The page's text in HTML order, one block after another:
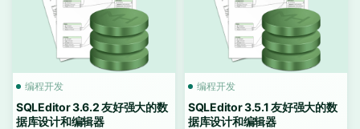
编程开发
SQLEditor 3.6.2 友好强大的数
据库设计和编辑器
编程开发
SQLEditor 3.5.1 友好强大的数
据库设计和编辑器